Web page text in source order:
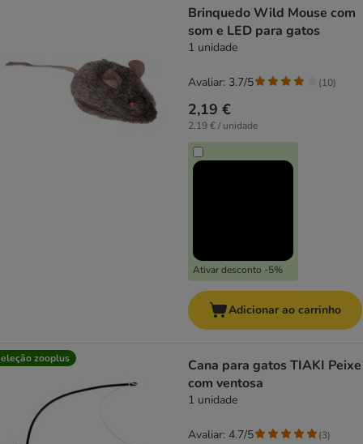
Brinquedo Wild Mouse com
som e LED para gatos
1 unidade
2,19 €
2,19 € / unidade
Ativar desconto -5%
Avaliar: 3.7/5 (10)
Adicionar ao carrinho
zooplus
Cana para gatos TIAKI Peixe
com ventosa
1 unidade
Avaliar: 4.7/5 (3)